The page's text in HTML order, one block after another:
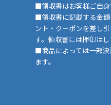
■領収書はお客様ご自身
■領収書に記載する金
ント・クーポンを差し
す。領収書には押印はし
■商品によっては一部
ます。